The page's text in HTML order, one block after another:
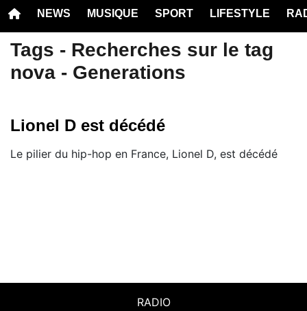
NEWS MUSIQUE SPORT LIFESTYLE
Tags - Recherches sur le tag
nova - Generations
Lionel D est décédé
Le pilier du hip-hop en France, Lionel D, est décédé
RADIO